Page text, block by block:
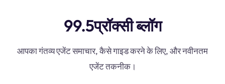
99.5प्रॉक्सी ब्लॉग
आपका गंतव्य एजेंट समाचार, कैसे गाइड करने के लिए, और नवीनतम
एजेंट तकनीक।